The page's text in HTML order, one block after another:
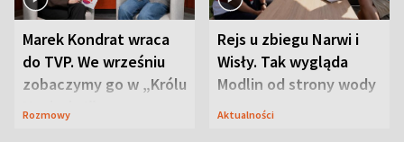
Marek Kondrat wraca
do TVP. We wrześniu
zobaczymy go w „Królu
Maciusiu I”
Rozmowy
Rejs u zbiegu Narwi i
Wisły. Tak wygląda
Modlin od strony wody
Aktualności